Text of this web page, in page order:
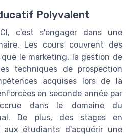
Polyvalent
c'est s'engager dans une
Les cours couvrent des
le marketing, la gestion de
techniques de prospection
acquises lors de la
en seconde année par
dans le domaine du
De plus, des stages en
aux étudiants d'acquérir une